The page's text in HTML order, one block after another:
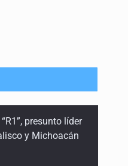
y los niños?
y Michoacán
prófugo
buscado por